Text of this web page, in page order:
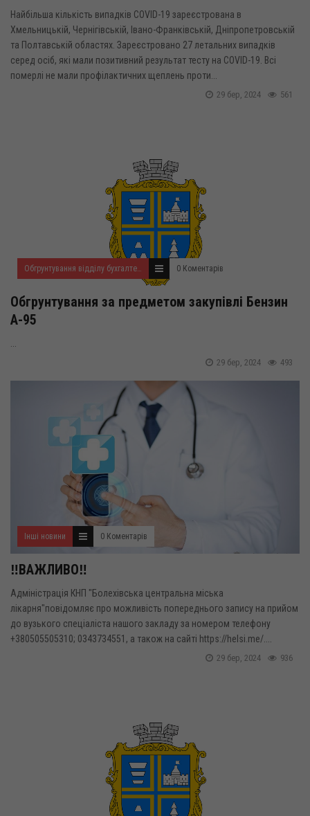
Найбільша кількість випадків COVID-19 зареєстрована в
Хмельницькій, Чернігівській, Івано-Франківській, Дніпропетровській
та Полтавській областях. Зареєстровано 27 летальних випадків
серед осіб, які мали позитивний результат тесту на COVID-19. Всі
померлі не мали профілактичних щеплень проти...
561
29 бер, 2024
Обгрунтування відділу бухгалтерського обліку та звітності 0 Коментарів
Обгрунтування за предметом закупівлі Бензин
А-95
493
29 бер, 2024
Інші новини 0 Коментарів
‼️ВАЖЛИВО‼️
Адміністрація КНП "Болехівська центральна міська
лікарня"повідомляє про можливість попереднього запису на прийом
до вузького спеціаліста нашого закладу за номером телефону
+380505505310; 0343734551, а також на сайті https://helsi.me/....
936
29 бер, 2024